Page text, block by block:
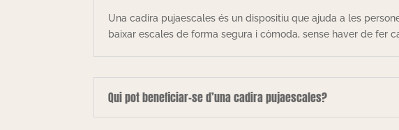
Una cadira pujaescales és un dispositiu que ajuda a les
baixar escales de forma segura i còmoda, sense haver de fer
Qui pot beneficiar-se d’una cadira pujaescales?